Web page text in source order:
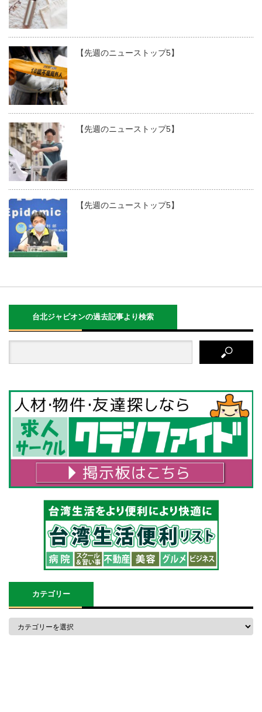
【先週のニューストップ5】
【先週のニューストップ5】
【先週のニューストップ5】
台北ジャピオンの過去記事より検索
カテゴリー